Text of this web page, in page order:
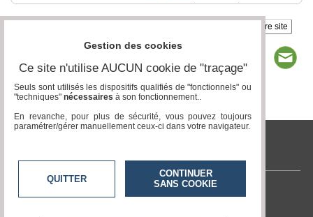
Insérez sur votre site
www.acteurs-locaux.fr
Contactez-nous
Gestion des cookies
Ce site n'utilise AUCUN cookie de "traçage"
Seuls sont utilisés les dispositifs qualifiés de "fonctionnels" ou
"techniques" nécessaires à son fonctionnement..
En revanche, pour plus de sécurité, vous pouvez toujours
paramétrer/gérer manuellement ceux-ci dans votre navigateur.
QUITTER
CONTINUER
SANS COOKIE